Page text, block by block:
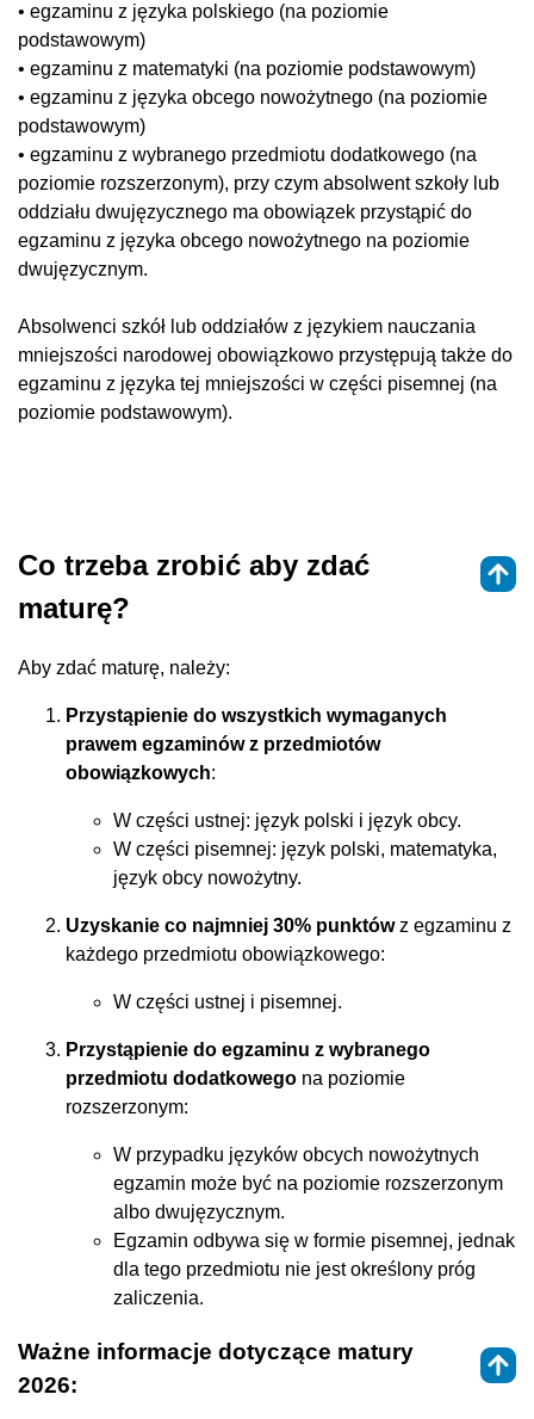
• egzaminu z języka polskiego (na poziomie
podstawowym)‎
• egzaminu z matematyki (na poziomie podstawowym)‎
• egzaminu z języka obcego nowożytnego (na poziomie
podstawowym)‎
• egzaminu z wybranego przedmiotu dodatkowego (na
poziomie rozszerzonym), przy czym absolwent szkoły lub
oddziału dwujęzycznego ma obowiązek przystąpić do
egzaminu z języka obcego nowożytnego na poziomie
dwujęzycznym.
Absolwenci szkół lub oddziałów z językiem nauczania
mniejszości narodowej obowiązkowo przystępują ‎także do
egzaminu z języka tej mniejszości w ‎części pisemnej (na
poziomie podstawowym).
Co trzeba zrobić aby zdać
maturę?
Aby zdać maturę, należy:
Przystąpienie do wszystkich wymaganych
prawem egzaminów z przedmiotów
obowiązkowych:
W części ustnej: język polski i język obcy.
W części pisemnej: język polski, matematyka,
język obcy nowożytny.
Uzyskanie co najmniej 30% punktówz egzaminu z
każdego przedmiotu obowiązkowego:
W części ustnej i pisemnej.
Przystąpienie do egzaminu z wybranego
przedmiotu dodatkowego na poziomie
rozszerzonym:
W przypadku języków obcych nowożytnych
egzamin może być na poziomie rozszerzonym
albo dwujęzycznym.
Egzamin odbywa się w formie pisemnej, jednak
dla tego przedmiotu nie jest określony próg
zaliczenia.
Ważne informacje dotyczące matury
2026: